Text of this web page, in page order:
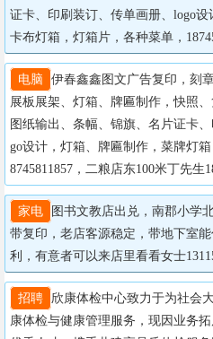
证卡、印刷装订、传单画册、logo设
卡布灯箱，灯箱片，各种菜单，
电脑
伊春鑫鑫图文广告复印，刻
展板展架、灯箱、牌匾制作，快照
图纸输出、条幅、锦旗、名片证卡
go设计，灯箱、牌匾制作，菜牌灯
8745811857，二粮店东100米丁先生
家电
图书文教店出兑，南郡小学
带复印，老店客源稳定，带地下室
利，有意者可以来店里看看女士
招聘
欣康体检中心致力于为社会
康体检与健康管理服务，现因业务